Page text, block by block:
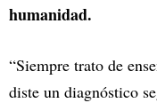
humanidad.
“Siempre trato de
diste un diagnóstico